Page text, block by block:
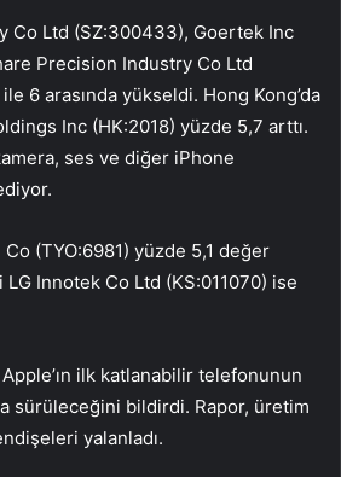
Co Ltd (SZ:300433), Goertek Inc
Precision Industry Co Ltd
6 arasında yükseldi. Hong Kong’da
Inc (HK:2018) yüzde 5,7 arttı.
ses ve diğer iPhone
(TYO:6981) yüzde 5,1 değer
LG Innotek Co Ltd (KS:011070) ise
ilk katlanabilir telefonunun
sürüleceğini bildirdi. Rapor, üretim
yalanladı.